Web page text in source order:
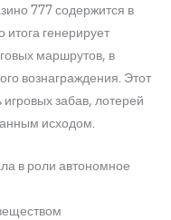
777 содержится в
итога генерирует
маршрутов, в
вознаграждения. Этот
забав, лотерей
исходом.
в роли автономное